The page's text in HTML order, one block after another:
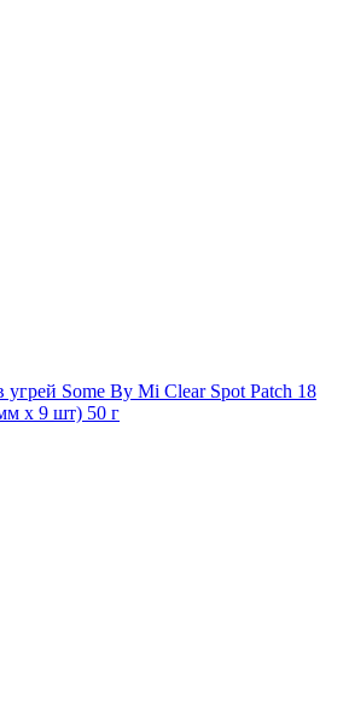
Some By Mi Clear Spot Patch 18
х 9 шт) 50 г